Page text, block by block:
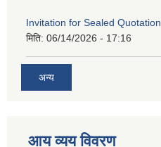
Invitation for Sealed Quotation
मिति: 06/14/2026 - 17:16
अन्य
आय व्यय विवरण